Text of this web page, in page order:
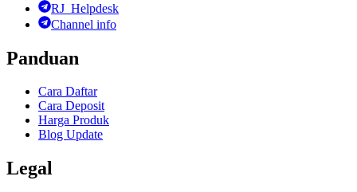
RJ_Helpdesk
Channel info
Panduan
Cara Daftar
Cara Deposit
Harga Produk
Blog Update
Legal